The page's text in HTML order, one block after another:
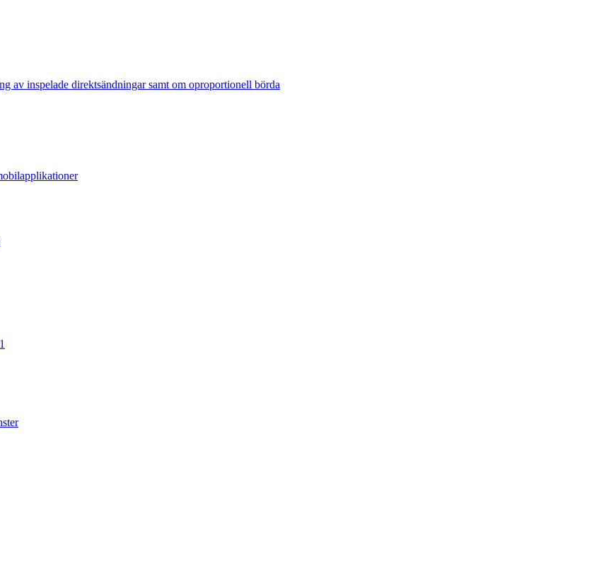
av inspelade direktsändningar samt om oproportionell börda